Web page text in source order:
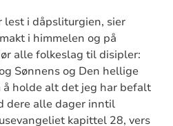
lest i dåpsliturgien, sier
i himmelen og på
alle folkeslag til disipler:
Sønnens og Den hellige
holde alt det jeg har befalt
dere alle dager inntil
kapittel 28, vers